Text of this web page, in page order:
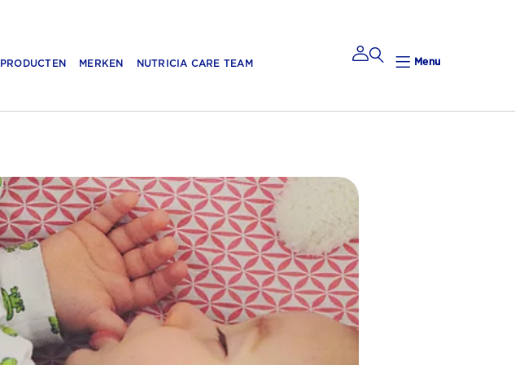
PRODUCTEN MERKEN NUTRICIA CARE TEAM
Nutricia
Mijn Nutricia
Mijn
gegevens
Mijn privacy
Menu